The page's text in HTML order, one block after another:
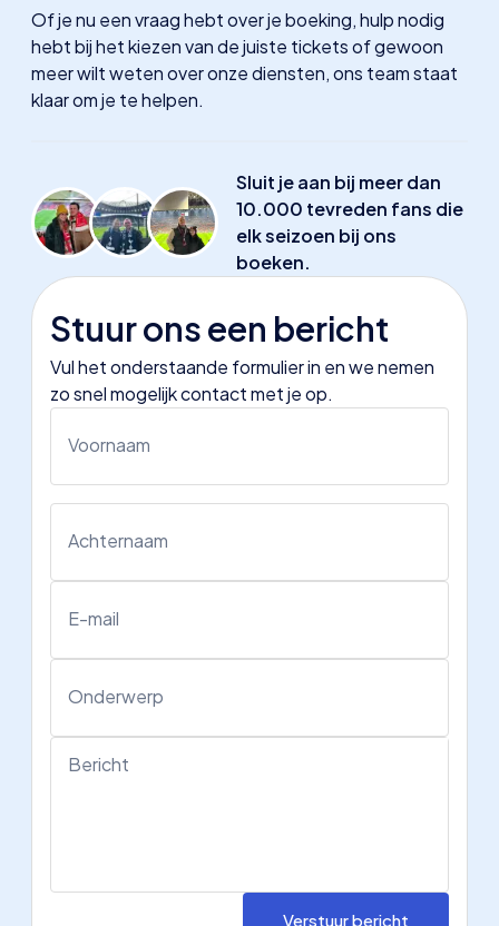
Of je nu een vraag hebt over je boeking, hulp nodig
hebt bij het kiezen van de juiste tickets of gewoon
meer wilt weten over onze diensten, ons team staat
klaar om je te helpen.
Sluit je aan bij meer dan
10.000 tevreden fans die
elk seizoen bij ons
boeken.
Stuur ons een bericht
Vul het onderstaande formulier in en we nemen
zo snel mogelijk contact met je op.
Voornaam
Achternaam
E-mail
Onderwerp
Bericht
Verstuur bericht